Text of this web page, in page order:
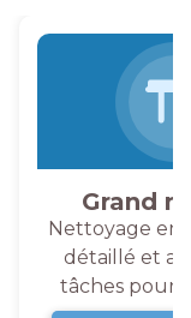
Grand
Nettoyage en
détaillé et
tâches pour